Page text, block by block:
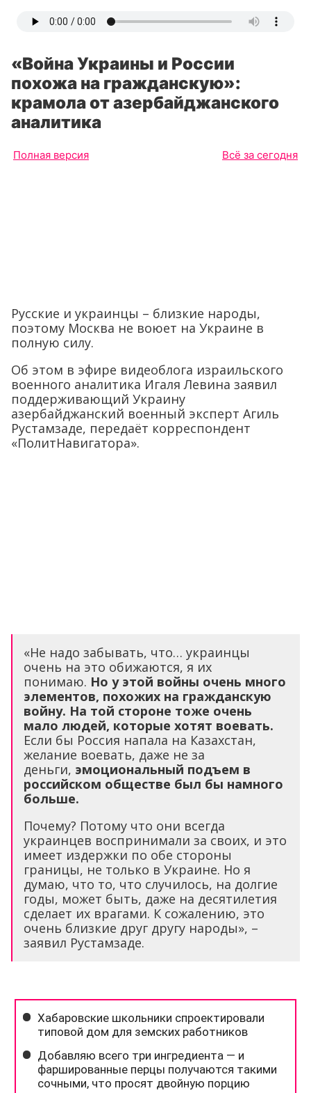
«Война Украины и России
похожа на гражданскую»:
крамола от азербайджанского
аналитика
Полная версия Всё за сегодня
Русские и украинцы – близкие народы,
поэтому Москва не воюет на Украине в
полную силу.
Об этом в эфире видеоблога израильского
военного аналитика Игаля Левина заявил
поддерживающий Украину
азербайджанский военный эксперт Агиль
Рустамзаде, передаёт корреспондент
«ПолитНавигатора».
«Не надо забывать, что… украинцы
очень на это обижаются, я их
понимаю. Но у этой войны очень много
элементов, похожих на гражданскую
войну. На той стороне тоже очень
мало людей, которые хотят воевать.
Если бы Россия напала на Казахстан,
желание воевать, даже не за
деньги, эмоциональный подъем в
российском обществе был бы намного
больше.
Почему? Потому что они всегда
украинцев воспринимали за своих, и это
имеет издержки по обе стороны
границы, не только в Украине. Но я
думаю, что то, что случилось, на долгие
годы, может быть, даже на десятилетия
сделает их врагами. К сожалению, это
очень близкие друг другу народы», –
заявил Рустамзаде.